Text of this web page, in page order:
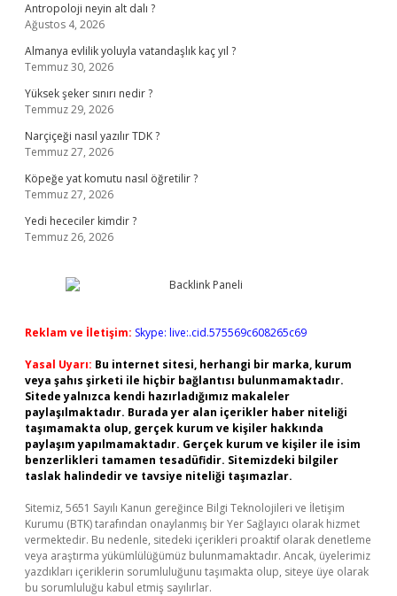
Antropoloji neyin alt dalı ?
Ağustos 4, 2026
Almanya evlilik yoluyla vatandaşlık kaç yıl ?
Temmuz 30, 2026
Yüksek şeker sınırı nedir ?
Temmuz 29, 2026
Narçiçeği nasıl yazılır TDK ?
Temmuz 27, 2026
Köpeğe yat komutu nasıl öğretilir ?
Temmuz 27, 2026
Yedi hececiler kimdir ?
Temmuz 26, 2026
Reklam ve İletişim: Skype: live:.cid.575569c608265c69
Yasal Uyarı: Bu internet sitesi, herhangi bir marka, kurum
veya şahıs şirketi ile hiçbir bağlantısı bulunmamaktadır.
Sitede yalnızca kendi hazırladığımız makaleler
paylaşılmaktadır. Burada yer alan içerikler haber niteliği
taşımamakta olup, gerçek kurum ve kişiler hakkında
paylaşım yapılmamaktadır. Gerçek kurum ve kişiler ile isim
benzerlikleri tamamen tesadüfidir. Sitemizdeki bilgiler
taslak halindedir ve tavsiye niteliği taşımazlar.
Sitemiz, 5651 Sayılı Kanun gereğince Bilgi Teknolojileri ve İletişim
Kurumu (BTK) tarafından onaylanmış bir Yer Sağlayıcı olarak hizmet
vermektedir. Bu nedenle, sitedeki içerikleri proaktif olarak denetleme
veya araştırma yükümlülüğümüz bulunmamaktadır. Ancak, üyelerimiz
yazdıkları içeriklerin sorumluluğunu taşımakta olup, siteye üye olarak
bu sorumluluğu kabul etmiş sayılırlar.